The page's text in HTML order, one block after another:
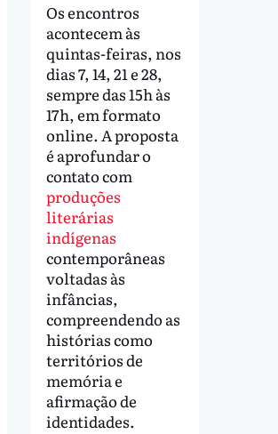
Os encontros
acontecem às
quintas-feiras, nos
dias 7, 14, 21 e 28,
sempre das 15h às
17h, em formato
online. A proposta
é aprofundar o
contato com
produções
literárias
indígenas
contemporâneas
voltadas às
infâncias,
compreendendo as
histórias como
territórios de
memória e
afirmação de
identidades.